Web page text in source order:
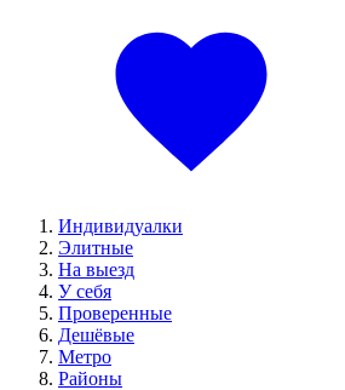
Индивидуалки
Элитные
На выезд
У себя
Проверенные
Дешёвые
Метро
Районы